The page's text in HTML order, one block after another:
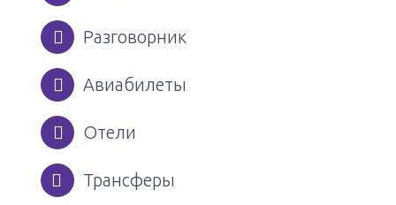
Разговорник
Авиабилеты
Отели
Трансферы